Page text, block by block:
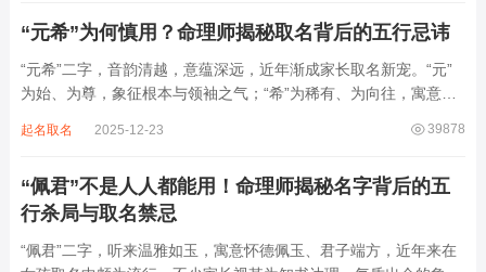
“元希”为何慎用？命理师揭秘取名背后的五行忌讳
“元希”二字，音韵清越，意蕴深远，近年渐成家长取名新宠。“元”
为始、为尊，象征根本与领袖之气；“希”为稀有、为向往，寓意卓
象。然姓名非止文雅，实为命理气场之枢纽。一字之选，关乎运途
39878
起名取名 2025-12-23
“佩君”不是人人都能用！命理师揭秘名字背后的五
行杀局与取名禁忌
“佩君”二字，听来温雅如玉，寓意怀德佩玉、君子端方，近年来在